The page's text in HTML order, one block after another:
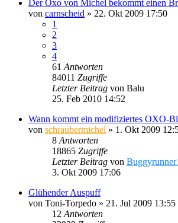
Der Oxo von Michel bekommt einen
von carnscheid » 22. Okt 2009 17:50
1
2
3
4
61 Antworten
84011 Zugriffe
Letzter Beitrag von Balu
25. Feb 2010 14:52
Wann kommt ein modifiziertes OXO-
von schraubermichel » 1. Okt 2009
8 Antworten
18865 Zugriffe
Letzter Beitrag von
3. Okt 2009 17:06
Glühender Auspuff
von Toni-Torpedo » 21. Jul 2009 13:55
12 Antworten